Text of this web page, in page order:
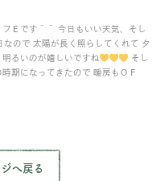
Ｅです＾＾ 今日もいい天気、そし
なので 太陽が長く照らしてくれて 夕
るいのが嬉しいですね
そし
期になってきたので 暖房もＯＦ
へ戻る